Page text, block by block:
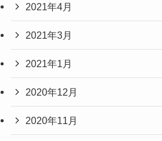
2021年4月
2021年3月
2021年1月
2020年12月
2020年11月